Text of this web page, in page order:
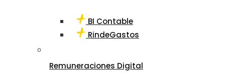
BI Contable
RindeGastos
Remuneraciones Digital